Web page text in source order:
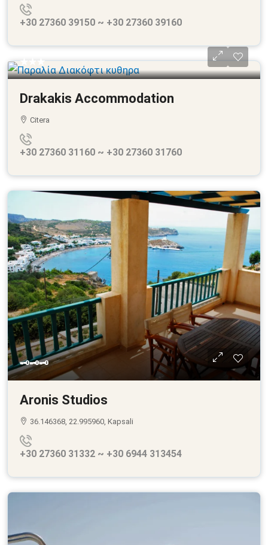
+30 27360 39150 ~ +30 27360 39160
★★★
Drakakis Accommodation
Citera
+30 27360 31160 ~ +30 27360 31760
🗝🗝🗝
Aronis Studios
36.146368, 22.995960, Kapsali
+30 27360 31332 ~ +30 6944 313454